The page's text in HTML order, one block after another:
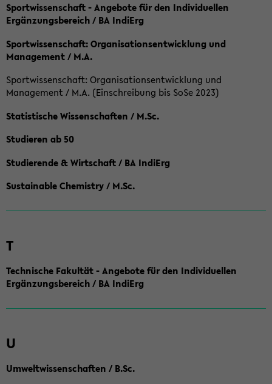
Sportwissenschaft - Angebote für den Individuellen
Ergänzungsbereich / BA IndiErg
Sportwissenschaft: Organisationsentwicklung und
Management / M.A.
Sportwissenschaft: Organisationsentwicklung und
Management / M.A. (Einschreibung bis SoSe 2023)
Statistische Wissenschaften / M.Sc.
Studieren ab 50
Studierende & Wirtschaft / BA IndiErg
Sustainable Chemistry / M.Sc.
T
Technische Fakultät - Angebote für den Individuellen
Ergänzungsbereich / BA IndiErg
U
Umweltwissenschaften / B.Sc.